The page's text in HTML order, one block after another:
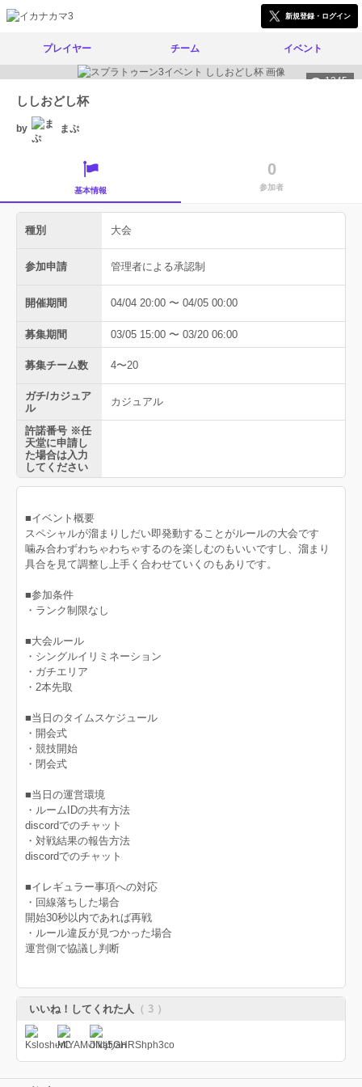
新規登録・ログイン
プレイヤー チーム イベント
1345
ししおどし杯
by まぷ
基本情報
0
参加者
種別 大会
参加申請 管理者による承認制
開催期間 04/04 20:00 〜 04/05 00:00
募集期間 03/05 15:00 〜 03/20 06:00
募集チーム数 4〜20
ガチ/カジュア
ル
カジュアル
許諾番号 ※任
天堂に申請し
た場合は入力
してください
■イベント概要
スペシャルが溜まりしだい即発動することがルールの大会です
噛み合わずわちゃわちゃするのを楽しむのもいいですし、溜まり
具合を見て調整し上手く合わせていくのもありです。
■参加条件
・ランク制限なし
■大会ルール
・シングルイリミネーション
・ガチエリア
・2本先取
■当日のタイムスケジュール
・開会式
・競技開始
・閉会式
■当日の運営環境
・ルームIDの共有方法
discordでのチャット
・対戦結果の報告方法
discordでのチャット
■イレギュラー事項への対応
・回線落ちした場合
開始30秒以内であれば再戦
・ルール違反が見つかった場合
運営側で協議し判断
いいね！してくれた人 （ 3 ）